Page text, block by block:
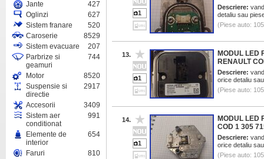
Jante
427
Oglinzi
627
Sistem franare
520
Caroserie
8529
Sistem evacuare
207
Parbrize si
geamuri
744
Motor
8520
Suspensie si
directie
2917
Accesorii
3409
Sistem aer
conditionat
991
Elemente de
interior
654
Faruri
810
1
Descriere:
detaliu sau
(Piese auto:
13.
1
MODUL LED
RENAULT
Descriere:
orice detaliu
(Piese auto:
14.
1
MODUL LED
COD 1 305
Descriere:
orice detaliu
(Piese auto: